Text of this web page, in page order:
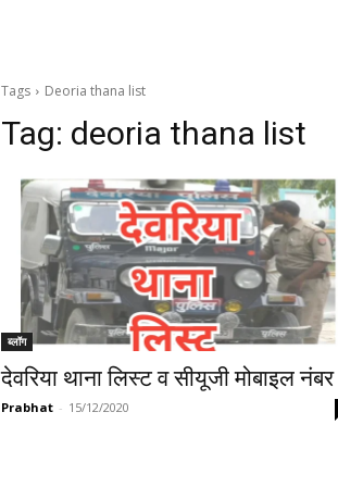
Tags Deoria thana list
Tag: deoria thana list
ब्लॉग
देवरिया थाना लिस्ट व सीयूजी मोबाइल नंबर
Prabhat - 15/12/2020